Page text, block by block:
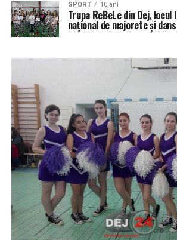
SPORT 10 ani
Trupa ReBeLe din Dej, locul
național de majorete și